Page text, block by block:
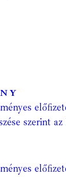
szerint